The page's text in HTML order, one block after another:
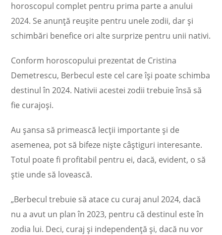
horoscopul complet pentru prima parte a anului
2024. Se anunță reușite pentru unele zodii, dar și
schimbări benefice ori alte surprize pentru unii nativi.
Conform horoscopului prezentat de Cristina
Demetrescu, Berbecul este cel care își poate schimba
destinul în 2024. Nativii acestei zodii trebuie însă să
fie curajoși.
Au șansa să primească lecții importante și de
asemenea, pot să bifeze niște câștiguri interesante.
Totul poate fi profitabil pentru ei, dacă, evident, o să
știe unde să lovească.
„Berbecul trebuie să atace cu curaj anul 2024, dacă
nu a avut un plan în 2023, pentru că destinul este în
zodia lui. Deci, curaj şi independenţă şi, dacă nu vor